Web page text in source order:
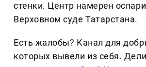
стенки. Центр намерен
Верховном суде Татарстана.
Есть жалобы? Канал для
которых вывели из себя.